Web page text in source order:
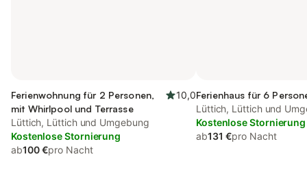
Ferienwohnung für 2 Personen,
mit Whirlpool und Terrasse
10,0
Lüttich, Lüttich und Umgebung
Kostenlose Stornierung
ab100 €pro Nacht
Ferienhaus für 6
Lüttich, Lüttich und
Kostenlose Stornierung
ab131 €pro Nacht